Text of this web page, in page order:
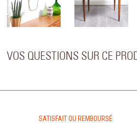
VOS QUESTIONS SUR CE
SATISFAIT OU REMBOURSÉ